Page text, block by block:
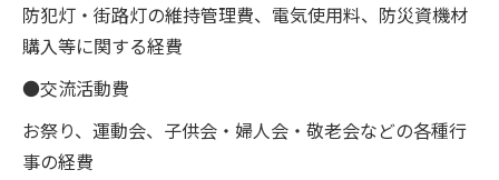
防犯灯・街路灯の維持管理費、電気使用料、防災資機材
購入等に関する経費
●交流活動費
お祭り、運動会、子供会・婦人会・敬老会などの各種行
事の経費